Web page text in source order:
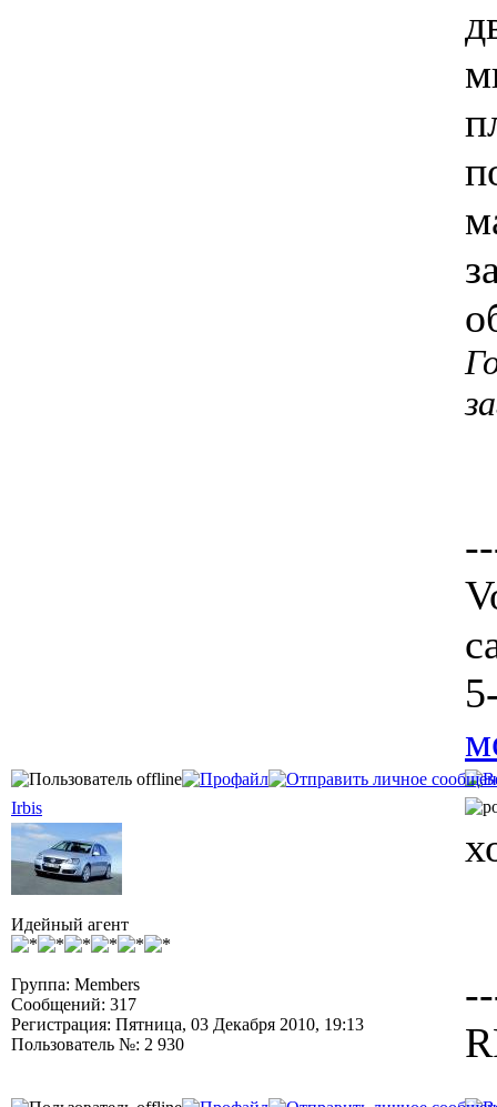
Irbis
Идейный агент
Группа: Members
Сообщений: 317
Регистрация: Пятница, 03 Декабря 2010, 19:13
Пользователь №: 2 930